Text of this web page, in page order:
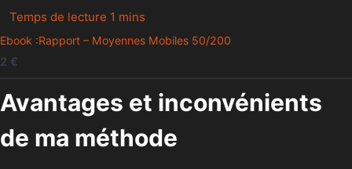
Ebook :Rapport – Moyennes Mobiles 50/200
2 €
Avantages et inconvénients
de ma méthode